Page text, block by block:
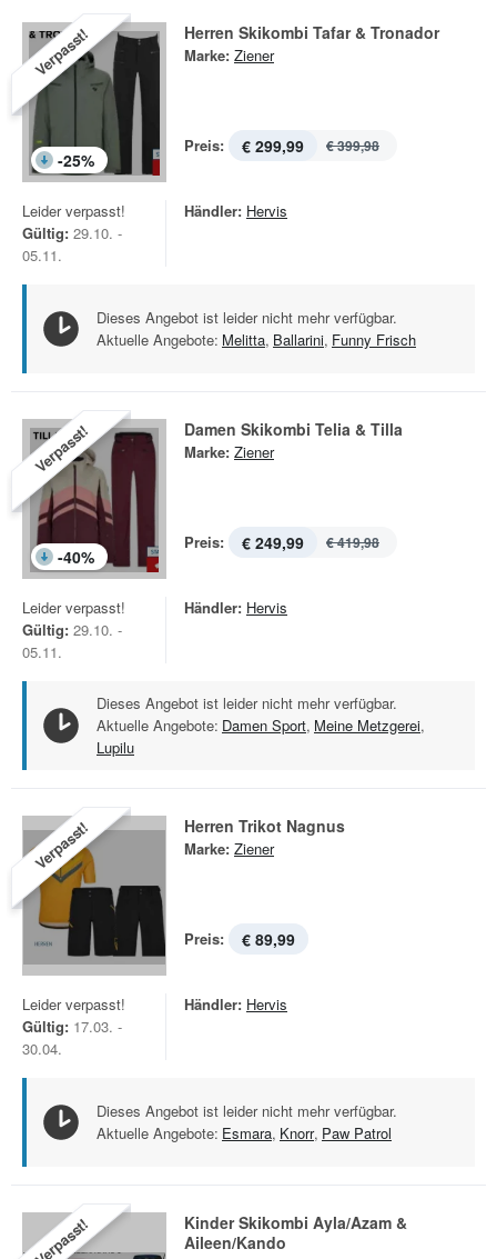
Verpasst!
-25%
Herren Skikombi Tafar & Tronador
Marke: Ziener
Preis: € 299,99 € 399,98
Leider verpasst!
Gültig: 29.10. -
05.11.
Händler: Hervis
Dieses Angebot ist leider nicht mehr verfügbar.
Aktuelle Angebote: Melitta, Ballarini, Funny Frisch
Verpasst!
-40%
Damen Skikombi Telia & Tilla
Marke: Ziener
Preis: € 249,99 € 419,98
Leider verpasst!
Gültig: 29.10. -
05.11.
Händler: Hervis
Dieses Angebot ist leider nicht mehr verfügbar.
Aktuelle Angebote: Damen Sport, Meine Metzgerei,
Lupilu
Verpasst! Herren Trikot Nagnus
Marke: Ziener
Preis: € 89,99
Leider verpasst!
Gültig: 17.03. -
30.04.
Händler: Hervis
Dieses Angebot ist leider nicht mehr verfügbar.
Aktuelle Angebote: Esmara, Knorr, Paw Patrol
Verpasst!
Kinder Skikombi Ayla/Azam &
Aileen/Kando